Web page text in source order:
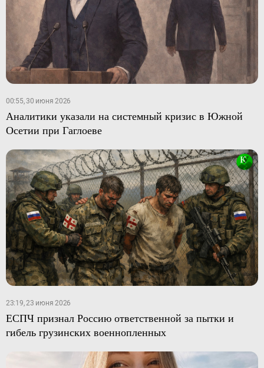
00:55, 30 июня 2026
Аналитики указали на системный кризис в Южной
Осетии при Гаглоеве
23:19, 23 июня 2026
ЕСПЧ признал Россию ответственной за пытки и
гибель грузинских военнопленных